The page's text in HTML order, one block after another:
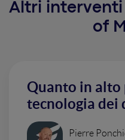
Altri interventi
of
Quanto in alto
tecnologia dei
Pierre